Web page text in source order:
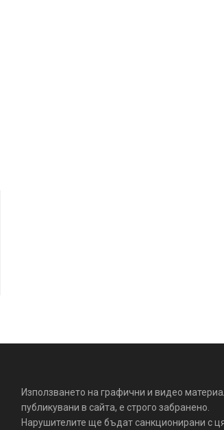
Използването на графични и видео
публикувани в сайта, е строго забранено.
Нарушителите ще бъдат санкционирани с